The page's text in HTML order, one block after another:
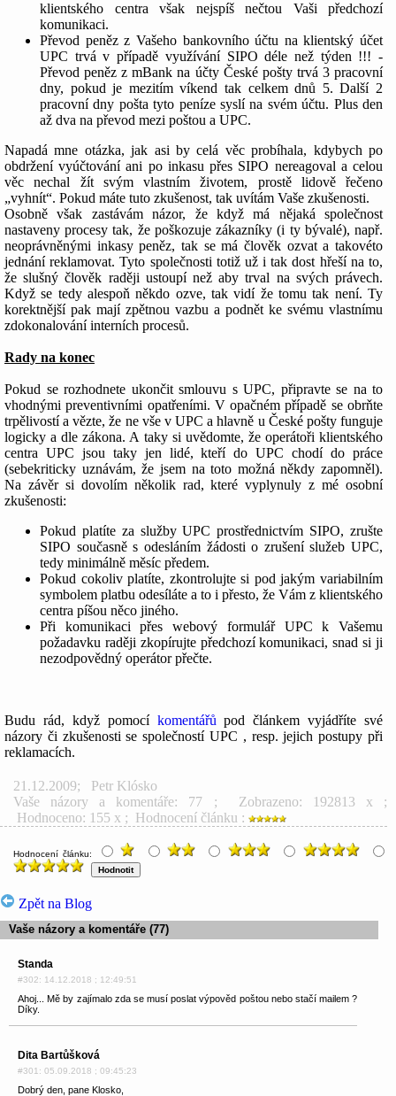
klientského centra však nejspíš nečtou Vaši předchozí
komunikaci.
Převod peněz z Vašeho bankovního účtu na klientský účet
UPC trvá v případě využívání SIPO déle než týden !!! -
Převod peněz z mBank na účty České pošty trvá 3 pracovní
dny, pokud je mezitím víkend tak celkem dnů 5. Další 2
pracovní dny pošta tyto peníze syslí na svém účtu. Plus den
až dva na převod mezi poštou a UPC.
Napadá mne otázka, jak asi by celá věc probíhala, kdybych po
obdržení vyúčtování ani po inkasu přes SIPO nereagoval a celou
věc nechal žít svým vlastním životem, prostě lidově řečeno
„vyhnít“. Pokud máte tuto zkušenost, tak uvítám Vaše zkušenosti.
Osobně však zastávám názor, že když má nějaká společnost
nastaveny procesy tak, že poškozuje zákazníky (i ty bývalé), např.
neoprávněnými inkasy peněz, tak se má člověk ozvat a takovéto
jednání reklamovat. Tyto společnosti totiž už i tak dost hřeší na to,
že slušný člověk raději ustoupí než aby trval na svých právech.
Když se tedy alespoň někdo ozve, tak vidí že tomu tak není. Ty
korektnější pak mají zpětnou vazbu a podnět ke svému vlastnímu
zdokonalování interních procesů.
Rady na konec
Pokud se rozhodnete ukončit smlouvu s UPC, připravte se na to
vhodnými preventivními opatřeními. V opačném případě se obrňte
trpělivostí a vězte, že ne vše v UPC a hlavně u České pošty funguje
logicky a dle zákona. A taky si uvědomte, že operátoři klientského
centra UPC jsou taky jen lidé, kteří do UPC chodí do práce
(sebekriticky uznávám, že jsem na toto možná někdy zapomněl).
Na závěr si dovolím několik rad, které vyplynuly z mé osobní
zkušenosti:
Pokud platíte za služby UPC prostřednictvím SIPO, zrušte
SIPO současně s odesláním žádosti o zrušení služeb UPC,
tedy minimálně měsíc předem.
Pokud cokoliv platíte, zkontrolujte si pod jakým variabilním
symbolem platbu odesíláte a to i přesto, že Vám z klientského
centra píšou něco jiného.
Při komunikaci přes webový formulář UPC k Vašemu
požadavku raději zkopírujte předchozí komunikaci, snad si ji
nezodpovědný operátor přečte.
Budu rád, když pomocí komentářů pod článkem vyjádříte své
názory či zkušenosti se společností UPC , resp. jejich postupy při
reklamacích.
21.12.2009; Petr Klósko
Vaše názory a komentáře: 77 ; Zobrazeno: 192813 x ;
Hodnoceno: 155 x ; Hodnocení článku :
Hodnocení článku:
Zpět na Blog
Vaše názory a komentáře (77)
Standa
#302: 14.12.2018 ; 12:49:51
Ahoj... Mě by zajímalo zda se musí poslat výpověd poštou nebo stačí mailem ?
Díky.
Dita Bartůšková
#301: 05.09.2018 ; 09:45:23
Dobrý den, pane Klosko,